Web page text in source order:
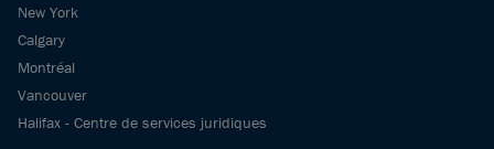
New York
Calgary
Montréal
Vancouver
Halifax - Centre de services juridiques